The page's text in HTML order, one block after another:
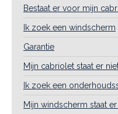
Bestaat er voor mijn
Ik zoek een windscherm
Garantie
Mijn cabriolet staat er
Ik zoek een
Mijn windscherm staat